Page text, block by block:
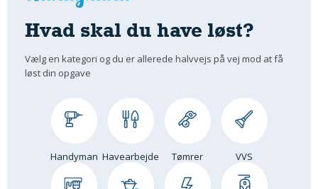
Kan Det Males?
Nybygning
Om Materialer
GLARMESTER
Udskiftning Og Montage
Hvad skal du have løst?
Vælg en kategori og du er allerede halvvejs på vej mod at få
løst din opgave
Handyman Havearbejde Tømrer VVS